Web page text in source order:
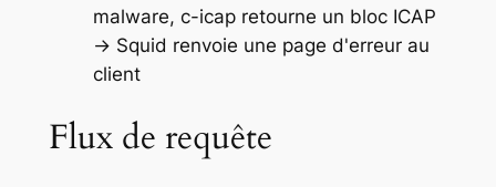
malware, c-icap retourne un bloc ICAP
→ Squid renvoie une page d'erreur au
client
Flux de requête